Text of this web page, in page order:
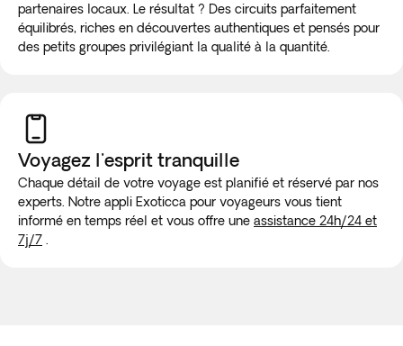
partenaires locaux. Le résultat ? Des circuits parfaitement
équilibrés, riches en découvertes authentiques et pensés pour
des petits groupes privilégiant la qualité à la quantité.
Voyagez l'esprit tranquille
Chaque détail de votre voyage est planifié et réservé par nos
experts. Notre appli Exoticca pour voyageurs vous tient
informé en temps réel et vous offre une assistance 24h/24 et
7j/7